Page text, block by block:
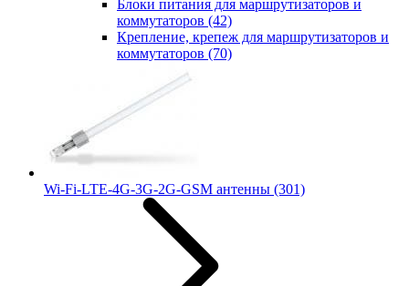
Блоки питания для маршрутизаторов и
коммутаторов (42)
Крепление, крепеж для маршрутизаторов и
коммутаторов (70)
Wi-Fi-LTE-4G-3G-2G-GSM антенны (301)